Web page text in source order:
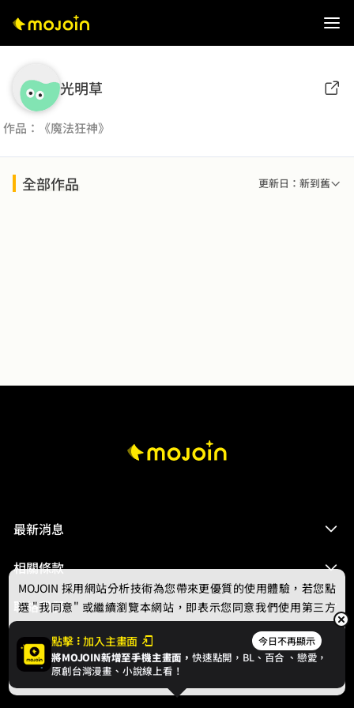
光明草
作品：《魔法狂神》
全部作品 更新日：新到舊
最新消息
相關條款
聯絡我們
© 2024 gamania Digital Entertainment Co., Ltd.
點擊 加入主畫面 今日不再顯示
將MOJOIN新增至手機主畫面，快速點開，BL、 百合 、戀愛，
原創台灣漫畫、小說線上看！
MOJOIN 採用網站分析技術為您帶來更優質的使用體驗，若您點
選 "我同意" 或繼續瀏覽本網站，即表示您同意我們使用第三方
Cookie，欲瞭解更多資訊請見隱私權政策。
我同意